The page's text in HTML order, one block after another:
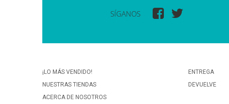
SÍGANOS
¡LO MÁS VENDIDO!
NUESTRAS TIENDAS
ACERCA DE NOSOTROS
ENTREGA
DEVUELVE